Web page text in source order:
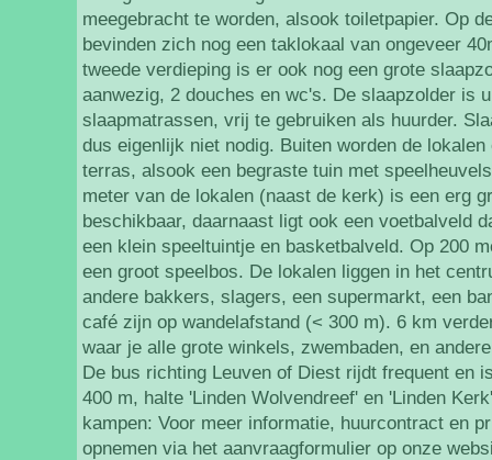
meegebracht te worden, alsook toiletpapier. Op
bevinden zich nog een taklokaal van ongeveer
tweede verdieping is er ook nog een grote
aanwezig, 2 douches en wc's. De slaapzolder is
slaapmatrassen, vrij te gebruiken als huurder.
dus eigenlijk niet nodig. Buiten worden de lokalen
terras, alsook een begraste tuin met
meter van de lokalen (naast de kerk) is een erg
beschikbaar, daarnaast ligt ook een voetbalveld
een klein speeltuintje en basketbalveld. Op 200
een groot speelbos. De lokalen liggen in het
andere bakkers, slagers, een supermarkt, een
café zijn op wandelafstand (< 300 m). 6 km
waar je alle grote winkels, zwembaden, en
De bus richting Leuven of Diest rijdt frequent en
400 m, halte 'Linden Wolvendreef' en 'Linden
kampen: Voor meer informatie, huurcontract en
opnemen via het aanvraagformulier op onze